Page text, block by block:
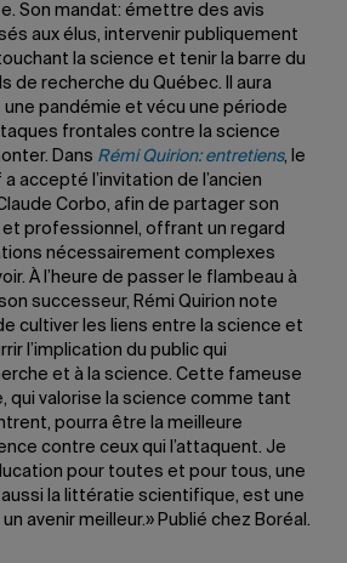
Son mandat: émettre des avis
aux élus, intervenir publiquement
la science et tenir la barre du
de recherche du Québec. Il aura
pandémie et vécu une période
frontales contre la science
Dans Rémi Quirion: entretiens, le
accepté l’invitation de l’ancien
Corbo, afin de partager son
professionnel, offrant un regard
nécessairement complexes
À l’heure de passer le flambeau à
successeur, Rémi Quirion note
cultiver les liens entre la science et
l’implication du public qui
et à la science. Cette fameuse
qui valorise la science comme tant
pourra être la meilleure
contre ceux qui l’attaquent. Je
pour toutes et pour tous, une
la littératie scientifique, est une
avenir meilleur.» Publié chez Boréal.